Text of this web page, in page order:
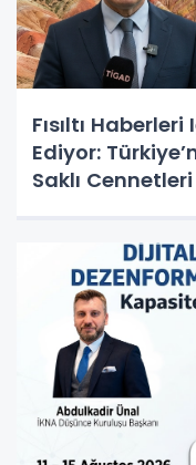
Fısıltı
Ediyor:
Saklı